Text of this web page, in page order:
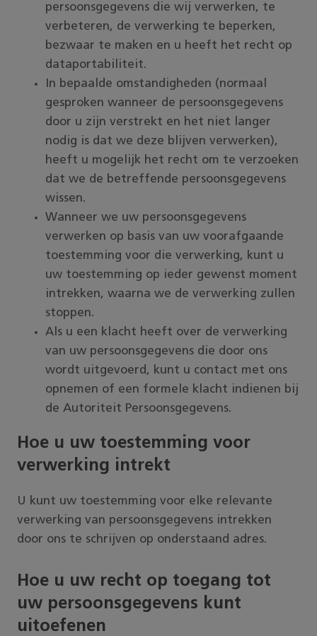
persoonsgegevens die wij verwerken, te
verbeteren, de verwerking te beperken,
bezwaar te maken en u heeft het recht op
dataportabiliteit.
In bepaalde omstandigheden (normaal
gesproken wanneer de persoonsgegevens
door u zijn verstrekt en het niet langer
nodig is dat we deze blijven verwerken),
heeft u mogelijk het recht om te verzoeken
dat we de betreffende persoonsgegevens
wissen.
Wanneer we uw persoonsgegevens
verwerken op basis van uw voorafgaande
toestemming voor die verwerking, kunt u
uw toestemming op ieder gewenst moment
intrekken, waarna we de verwerking zullen
stoppen.
Als u een klacht heeft over de verwerking
van uw persoonsgegevens die door ons
wordt uitgevoerd, kunt u contact met ons
opnemen of een formele klacht indienen bij
de Autoriteit Persoonsgegevens.
Hoe u uw toestemming voor
verwerking intrekt
U kunt uw toestemming voor elke relevante
verwerking van persoonsgegevens intrekken
door ons te schrijven op onderstaand adres.
Hoe u uw recht op toegang tot
uw persoonsgegevens kunt
uitoefenen